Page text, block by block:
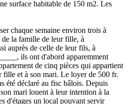
surface habitable de 150 m2. Les
chaque semaine environ trois à
de la famille de leur fille, à
auprès de celle de leur fils, à
ils ont d'abord apparemment
de cinq pièces qui appartient
fille et à son mari. Le loyer de 500 fr.
été déclaré au fisc bâlois. Depuis
mari louent à leur intention à la
d'étages un local pouvant servir